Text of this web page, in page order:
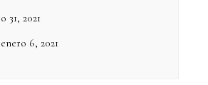
31, 2021
enero 6, 2021